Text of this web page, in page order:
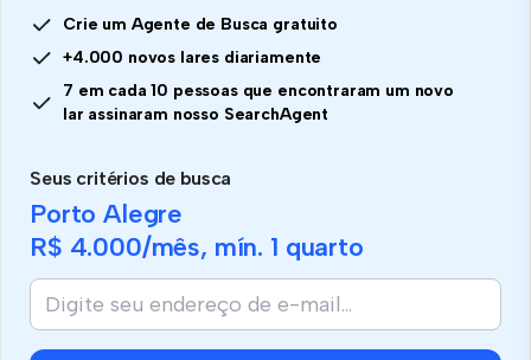
Crie um Agente de Busca gratuito
+4.000 novos lares diariamente
7 em cada 10 pessoas que encontraram um novo
lar assinaram nosso SearchAgent
Seus critérios de busca
Porto Alegre
R$ 4.000/mês, mín. 1 quarto